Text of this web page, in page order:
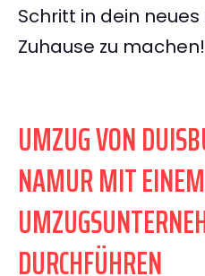
Schritt in dein
Zuhause zu machen!
UMZUG VON
NAMUR MIT EINEM
DURCHFÜHREN